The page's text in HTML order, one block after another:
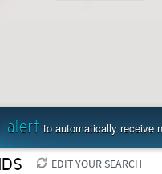
alert to automatically receive
EDIT YOUR SEARCH